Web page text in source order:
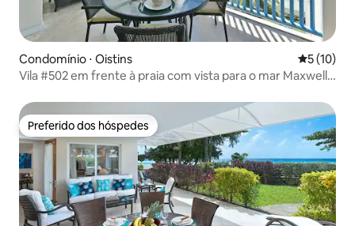
Condomínio ⋅ Oistins 5 de uma
5 (10)
Vila #502 em frente à praia com vista para o mar Maxwell
Preferido dos hóspedes
Preferido dos hóspedes